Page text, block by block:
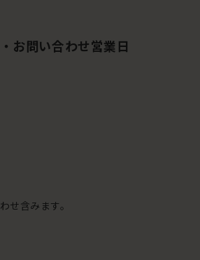
お問い合わせ営業日
せ含みます。